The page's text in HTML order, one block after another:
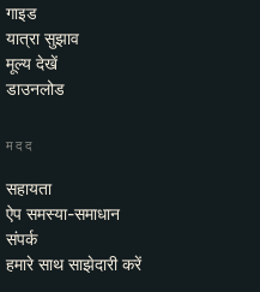
गाइड
यात्रा सुझाव
मूल्य देखें
डाउनलोड
मदद
सहायता
ऐप समस्या-समाधान
संपर्क
हमारे साथ साझेदारी करें